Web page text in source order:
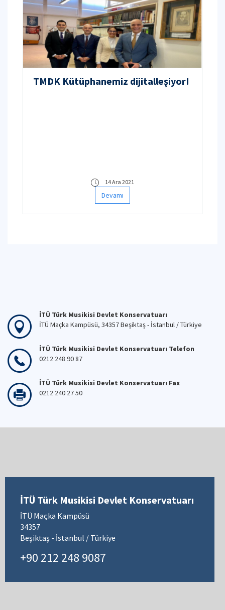
TMDK Kütüphanemiz dijitalleşiyor!
14 Ara 2021
Devamı
İTÜ Türk Musikisi Devlet Konservatuarı
İTÜ Maçka Kampüsü, 34357 Beşiktaş - İstanbul / Türkiye
İTÜ Türk Musikisi Devlet Konservatuarı Telefon
0212 248 90 87
İTÜ Türk Musikisi Devlet Konservatuarı Fax
0212 240 27 50
İTÜ Türk Musikisi Devlet Konservatuarı
İTÜ Maçka Kampüsü
34357
Beşiktaş - İstanbul / Türkiye
+90 212 248 9087